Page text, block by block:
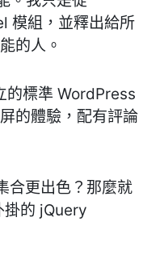
模組，並釋出給所
的人。
的標準 WordPress
的體驗，配有評論
合更出色？那麼就
的 jQuery